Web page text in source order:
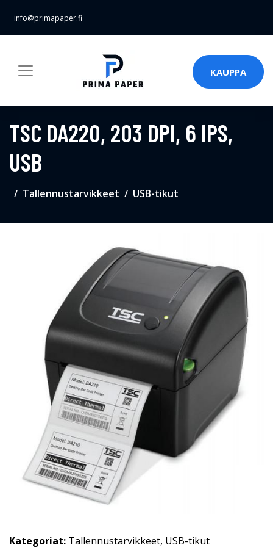
info@primapaper.fi
KAUPPA
TSC DA220, 203 DPI, 6 IPS,
USB
Tallennustarvikkeet USB-tikut
Kategoriat: Tallennustarvikkeet, USB-tikut